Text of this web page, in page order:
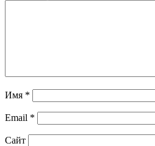
Имя *
Email *
Сайт